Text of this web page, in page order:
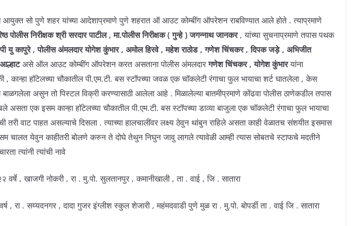
आयुक्त सो पुणे शहर यांच्या आदेशाप्रमाणे पुणे शहरात ऑ आउट कोम्बींग ऑपरेशन राबविण्यात आले होते . त्याप्रमाणे
पोलीस निरीक्षक श्री सरदार पाटील , मा.पोलीस निरीक्षक ( गुन्हे ) जगन्नाथ जानकर, यांच्या सुचनाप्रमाणे तपास पथक
यु कापुरे , पोलीस अंमलदार योगेश कुंभार , अमोल हिरवे , महेश राठोड , गणेश चिंचकर , दिपक जड़े , अभिजीत
असे ऑल आउट कोम्बींग ऑपरेशन करत असताना पोलीस अंमलदारगणेश चिंचकर , योगेश कुंभारयांना
की , कान्हा हॉटेलच्या चौकातील पी.एम.टी. बस स्टॉपच्या जवळ एक चॉकलेटी रंगाचा फुल भायाचा शर्ट घातलेला , केस
बाळगलेला असुन तो पिस्टल विक्री करण्यासाठी आलेला आहे . मिळालेल्या बातमीप्रमाणे कोंढवा पोलीस ठाणेकडील तपास
असता एक इसम कान्हा हॉटेलच्या चौकातील पी.एम.टी. बस स्टॉपच्या डाव्या बाजुला एक चॉकलेटी रंगाचा फुल भायाचा
तरी वाट पाहत असल्याचे दिसला . त्याच्या हालचालींवर लक्ष्य ठेवुन थांबुन राहिले असता काही वेळातच संशयीत इसमास
चालत येवुन काहीतरी बोलणे करुन ते दोघे तेथुन निघुन जावु लागले त्यावेळी आम्ही त्यास सोबतचे स्टाफचे मदतीने
त्यांनी त्यांची नावे
वर्षे , खाजगी नोकरी , रा . मु.पो. सुलतानपुर , कमानीखाली , ता . वाई , जि . सातारा
रा . सय्यदनगर , दादा गुजर इंग्लीश स्कुल शेजारी , महंमदवाडी पुणे मुळ रा . मु.पो. बोपर्डी ता . वाई जि . सातारा